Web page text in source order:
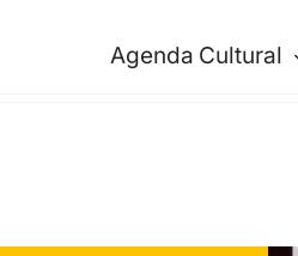
Agenda Cultural